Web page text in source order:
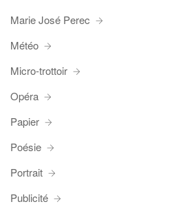
Marie José Perec
Météo
Micro-trottoir
Opéra
Papier
Poésie
Portrait
Publicité